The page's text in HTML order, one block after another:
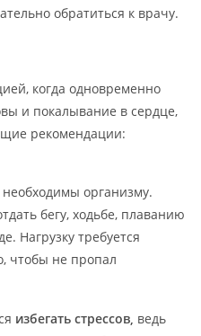
обратиться к врачу.
когда одновременно
и покалывание в сердце,
рекомендации:
необходимы организму.
бегу, ходьбе, плаванию
Нагрузку требуется
чтобы не пропал
избегать стрессов, ведь